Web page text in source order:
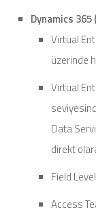
Dynamics
Virtual
üzerinde
Virtual
Data
direkt
Field
Access